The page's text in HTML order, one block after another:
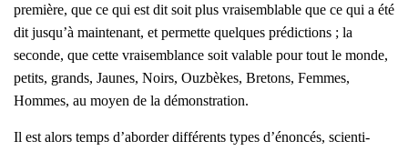
pre­mière, que ce qui est dit soit plus vrai­sem­blable que ce qui a été
dit jusqu’à main­te­nant, et per­mette quelques pré­dic­tions ; la
seconde, que cette vrai­sem­blance soit valable pour tout le monde,
petits, grands, Jaunes, Noirs, Ouz­bèkes, Bre­tons, Femmes,
Hommes, au moyen de la démons­tra­tion.
Il est alors temps d’aborder dif­fé­rents types d’énoncés, scien­ti­